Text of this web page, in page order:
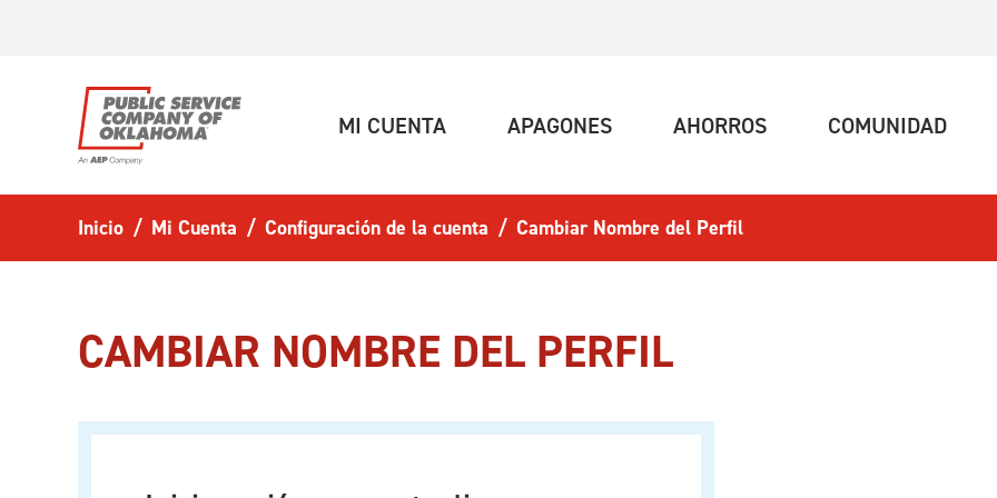
MI CUENTA (ACTUAL)APAGONES(ACTUAL)AHORROS(ACTUAL)COMUNIDAD
Inicio Mi Cuenta Configuración de la cuenta Cambiar Nombre del Perfil
CAMBIAR NOMBRE DEL PERFIL